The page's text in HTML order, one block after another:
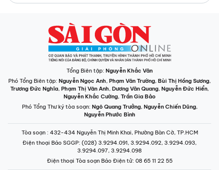
Tổng Biên tập: Nguyễn Khắc Văn
Phó Tổng Biên tập: Nguyễn Ngọc Anh, Phạm Văn Trường, Bùi Thị Hồng Sương,
Trương Đức Nghĩa, Phạm Thị Vân Anh, Dương Văn Quang, Nguyễn Đức Hiển,
Nguyễn Khắc Cường, Trần Gia Bảo
Phó Tổng Thư ký tòa soạn: Ngô Quang Trưởng, Nguyễn Chiến Dũng,
Nguyễn Phước Bình
Tòa soạn : 432-434 Nguyễn Thị Minh Khai, Phường Bàn Cờ, TP.HCM
Điện thoại Báo SGGP: (028) 3.9294.091, 3.9294.092, 3.9294.093,
3.9294.097, 3.9294.098
Điện thoại Tòa soạn Báo Điện tử: 08 65 11 22 55